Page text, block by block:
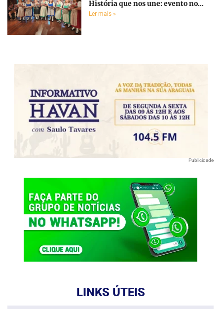
História que nos une: evento no...
Ler mais »
Publicidade
LINKS ÚTEIS